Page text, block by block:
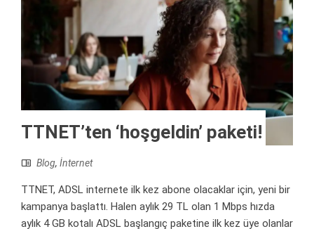
TTNET’ten ‘hoşgeldin’ paketi!
Blog, İnternet
TTNET, ADSL internete ilk kez abone olacaklar için, yeni bir
kampanya başlattı. Halen aylık 29 TL olan 1 Mbps hızda
aylık 4 GB kotalı ADSL başlangıç paketine ilk kez üye olanlar